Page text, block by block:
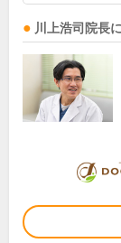
川上浩司 院長